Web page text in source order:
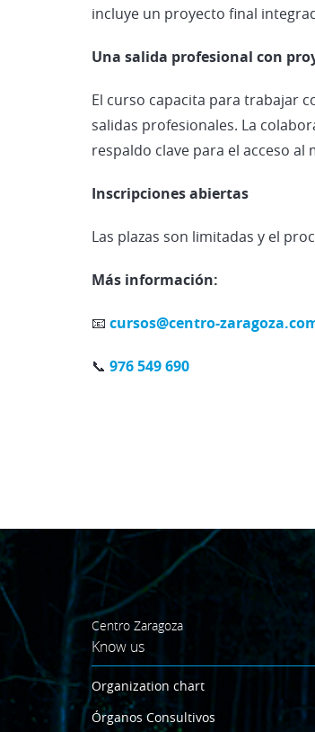
incluye un proyecto final
Una salida profesional con
El curso capacita para trabajar
salidas profesionales. La
respaldo clave para el acceso al
Inscripciones abiertas
Las plazas son limitadas y el
Más información:
📧 cursos@centro-
📞 976 549 690
Centro Zaragoza
Know us
Organization chart
Órganos Consultivos